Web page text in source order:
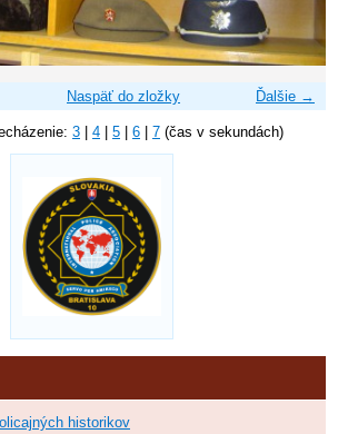
Ďalšie →
Naspäť do zložky
3 4 5 6 7 (čas v sekundách)
historikov